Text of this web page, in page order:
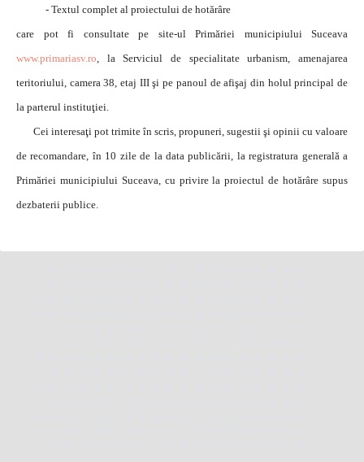
- Textul complet al proiectului de hotărâre
care pot fi consultate pe site-ul Primăriei municipiului Suceava
www.primariasv.ro , la Serviciul de specialitate urbanism, amenajarea
teritoriului, camera 38, etaj III şi pe panoul de afişaj din holul principal de
la parterul instituţiei.
Cei interesaţi pot trimite în scris, propuneri, sugestii şi opinii cu valoare
de recomandare, în 10 zile de la data publicării, la registratura generală a
Primăriei municipiului Suceava, cu privire la proiectul de hotărâre supus
dezbaterii publice.